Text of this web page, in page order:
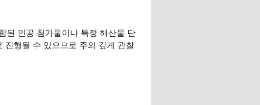
된 인공 첨가물이나 특정 해산물 단
진행될 수 있으므로 주의 깊게 관찰